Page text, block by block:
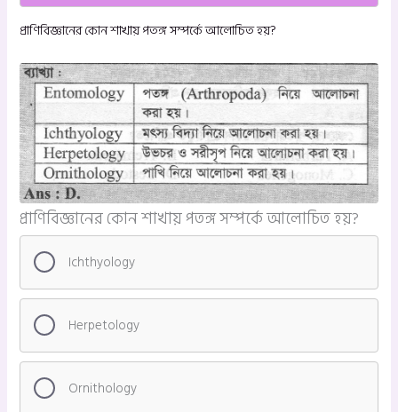
প্রাণিবিজ্ঞানের কোন শাখায় পতঙ্গ সম্পর্কে আলোচিত হয়?
প্রাণিবিজ্ঞানের কোন শাখায় পতঙ্গ সম্পর্কে আলোচিত হয়?
Ichthyology
Herpetology
Ornithology